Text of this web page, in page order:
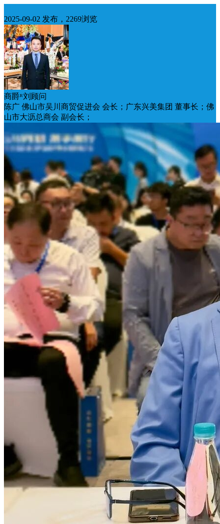
2025-09-02 发布，2269浏览
商爵ᴿ刘顾问
陈广 佛山市吴川商贸促进会 会长；广东兴美集团 董事长；佛
山市大沥总商会 副会长；